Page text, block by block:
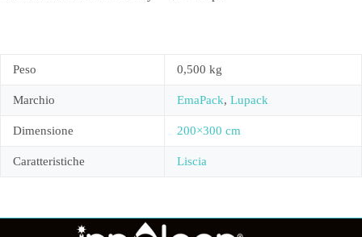
Peso 0,500 kg
Marchio EmaPack, Lupack
Dimensione 200×300 cm
Caratteristiche Liscia